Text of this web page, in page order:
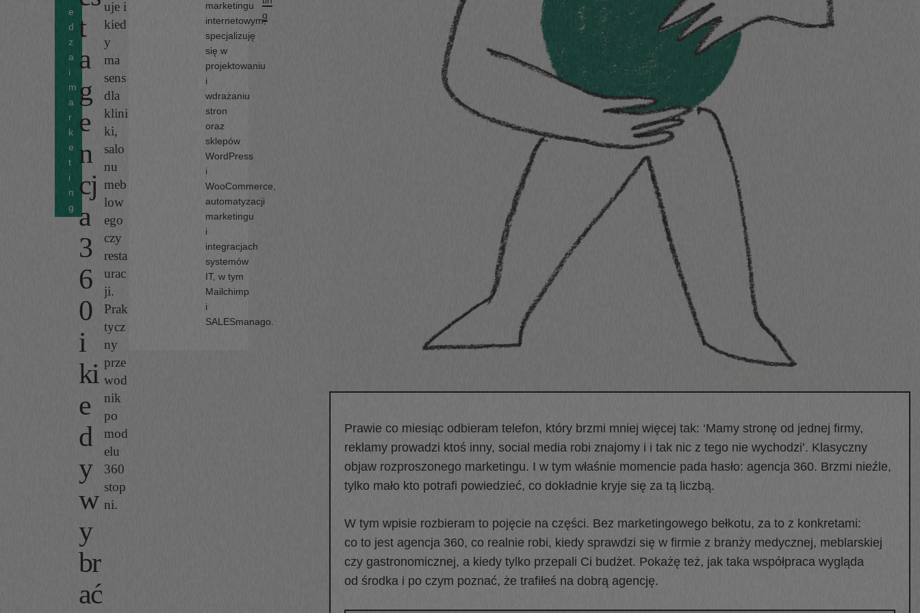
e
d
z
a
i
m
a
r
k
e
t
i
n
g
t
a
g
e
n
cj
a
3
6
0
i
ki
e
d
y
w
y
br
ać
uje i
kied
y
ma
sens
dla
klini
ki,
salo
nu
meb
low
ego
czy
resta
urac
ji.
Prak
tycz
ny
prze
wod
nik
po
mod
elu
360
stop
ni.
marketingu
internetowym,
specjalizuję
się w
projektowaniu
i
wdrażaniu
stron
oraz
sklepów
WordPress
i
WooCommerce,
automatyzacji
marketingu
i
integracjach
systemów
IT, w tym
Mailchimp
i
SALESmanago.
g
Prawie co miesiąc odbieram telefon, który brzmi mniej więcej tak: ‘Mamy stronę od jednej firmy,
reklamy prowadzi ktoś inny, social media robi znajomy i i tak nic z tego nie wychodzi’. Klasyczny
objaw rozproszonego marketingu. I w tym właśnie momencie pada hasło: agencja 360. Brzmi nieźle,
tylko mało kto potrafi powiedzieć, co dokładnie kryje się za tą liczbą.
W tym wpisie rozbieram to pojęcie na części. Bez marketingowego bełkotu, za to z konkretami:
co to jest agencja 360, co realnie robi, kiedy sprawdzi się w firmie z branży medycznej, meblarskiej
czy gastronomicznej, a kiedy tylko przepali Ci budżet. Pokażę też, jak taka współpraca wygląda
od środka i po czym poznać, że trafiłeś na dobrą agencję.